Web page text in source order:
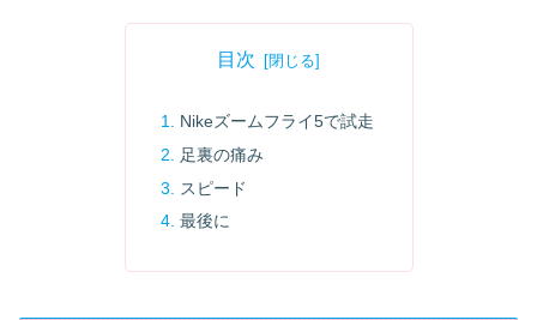
目次
Nikeズームフライ5で試走
足裏の痛み
スピード
最後に